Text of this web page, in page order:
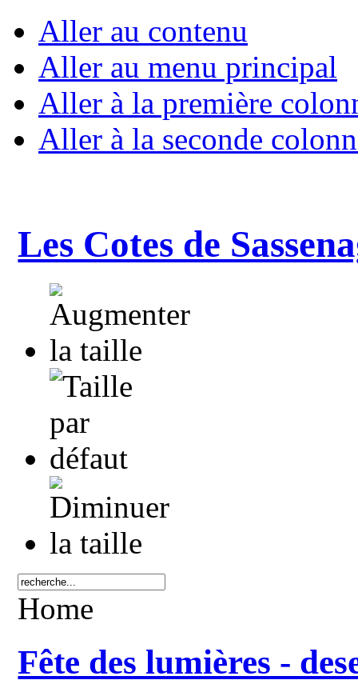
Aller au contenu
Aller au menu principal
Aller à la première
Aller à la seconde
Les Cotes de
Home
Fête des lumières -